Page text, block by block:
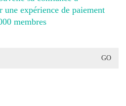
une expérience de paiement
membres